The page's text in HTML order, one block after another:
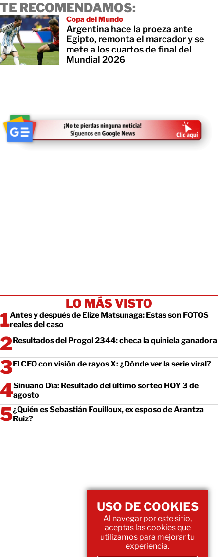
TE RECOMENDAMOS:
Copa del Mundo
Argentina hace la proeza ante
Egipto, remonta el marcador y se
mete a los cuartos de final del
Mundial 2026
LO MÁS VISTO
Antes y después de Elize Matsunaga: Estas son FOTOS
reales del caso
Resultados del Progol 2344: checa la quiniela ganadora
El CEO con visión de rayos X: ¿Dónde ver la serie viral?
Sinuano Día: Resultado del último sorteo HOY 3 de
agosto
¿Quién es Sebastián Fouilloux, ex esposo de Arantza
Ruiz?
USO DE COOKIES
Al navegar por este sitio,
aceptas las cookies que
utilizamos para mejorar tu
experiencia.